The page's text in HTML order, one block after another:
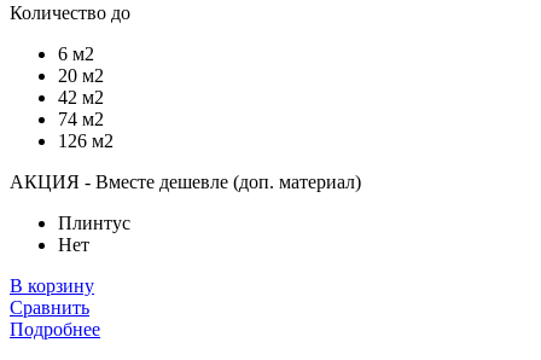
Количество до
6 м2
20 м2
42 м2
74 м2
126 м2
АКЦИЯ - Вместе дешевле (доп. материал)
Плинтус
Нет
В корзину
Сравнить
Подробнее